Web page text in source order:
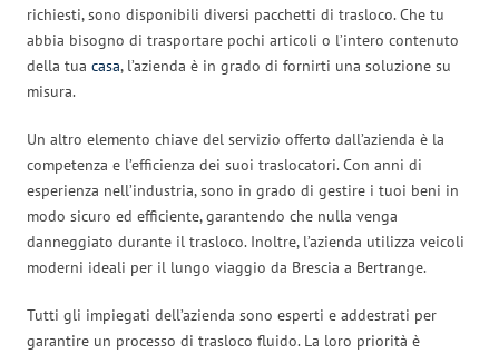
richiesti, sono disponibili diversi pacchetti di trasloco. Che tu
abbia bisogno di trasportare pochi articoli o l’intero contenuto
della tua casa, l’azienda è in grado di fornirti una soluzione su
misura.
Un altro elemento chiave del servizio offerto dall’azienda è la
competenza e l’efficienza dei suoi traslocatori. Con anni di
esperienza nell’industria, sono in grado di gestire i tuoi beni in
modo sicuro ed efficiente, garantendo che nulla venga
danneggiato durante il trasloco. Inoltre, l’azienda utilizza veicoli
moderni ideali per il lungo viaggio da Brescia a Bertrange.
Tutti gli impiegati dell’azienda sono esperti e addestrati per
garantire un processo di trasloco fluido. La loro priorità è